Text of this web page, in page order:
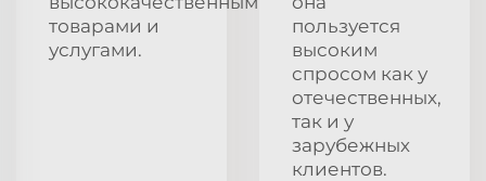
товарами и
услугами.
пользуется
высоким
спросом как у
отечественных,
так и у
зарубежных
клиентов.